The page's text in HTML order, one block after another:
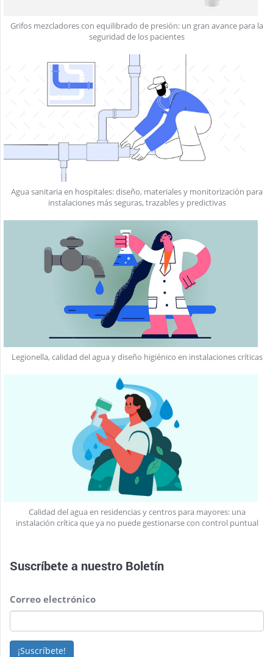
Grifos mezcladores con equilibrado de presión: un gran avance para la
seguridad de los pacientes
Agua sanitaria en hospitales: diseño, materiales y monitorización para
instalaciones más seguras, trazables y predictivas
Legionella, calidad del agua y diseño higiénico en instalaciones críticas
Calidad del agua en residencias y centros para mayores: una
instalación crítica que ya no puede gestionarse con control puntual
Suscríbete a nuestro Boletín
Correo electrónico
¡Suscríbete!